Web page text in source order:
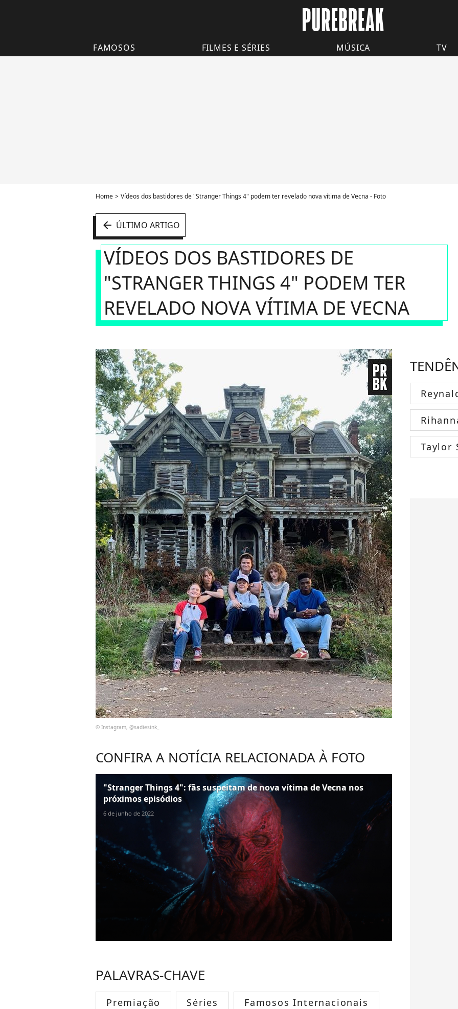
FAMOSOS FILMES E SÉRIES MÚSICA TV
Home Vídeos dos bastidores de "Stranger Things 4" podem ter revelado nova vítima de Vecna - Foto
arrow_left ÚLTIMO ARTIGO
VÍDEOS DOS BASTIDORES DE
"STRANGER THINGS 4" PODEM TER
REVELADO NOVA VÍTIMA DE VECNA
© Instagram, @sadiesink_
CONFIRA A NOTÍCIA RELACIONADA À FOTO
"Stranger Things 4": fãs suspeitam de nova vítima de Vecna nos
próximos episódios
6 de junho de 2022
PALAVRAS-CHAVE
Premiação Séries Famosos Internacionais
Taylor